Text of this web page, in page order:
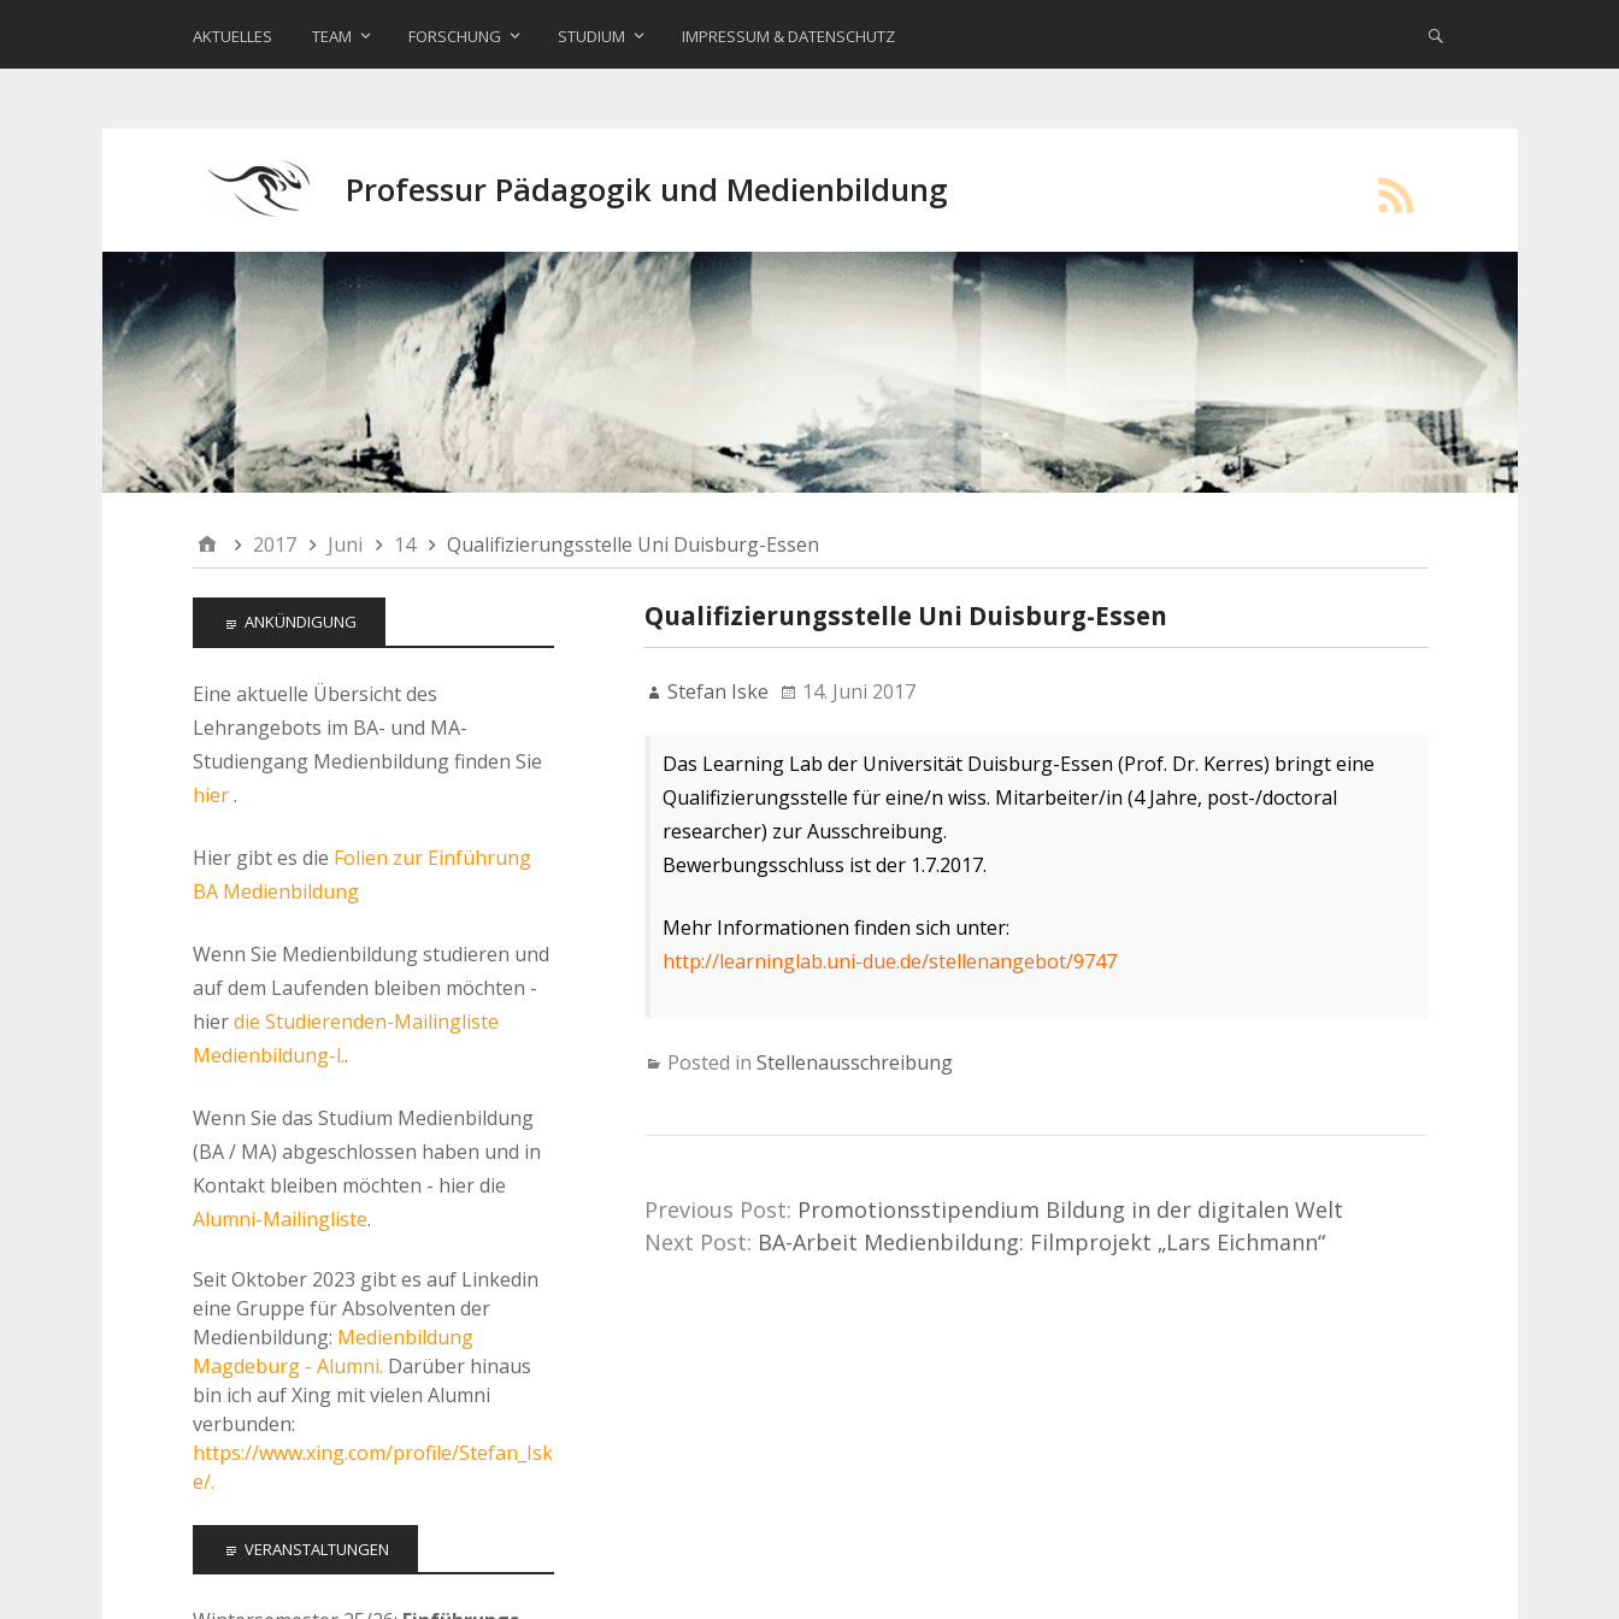
AKTUELLES TEAM FORSCHUNG STUDIUM IMPRESSUM & DATENSCHUTZ
Professur Pädagogik und Medienbildung
2017 Juni 14 Qualifizierungsstelle Uni Duisburg-Essen
Qualifizierungsstelle Uni Duisburg-Essen
Stefan Iske 14. Juni 2017
Das Learning Lab der Universität Duisburg-Essen (Prof. Dr. Kerres) bringt eine
Qualifizierungsstelle für eine/n wiss. Mitarbeiter/in (4 Jahre, post-/doctoral
researcher) zur Ausschreibung.
Bewerbungsschluss ist der 1.7.2017.
Mehr Informationen finden sich unter:
http://learninglab.uni-due.de/stellenangebot/9747
Posted in Stellenausschreibung
Previous Post: Promotionsstipendium Bildung in der digitalen Welt
Next Post: BA-Arbeit Medienbildung: Filmprojekt „Lars Eichmann“
ANKÜNDIGUNG
Eine aktuelle Übersicht des
Lehrangebots im BA- und MA-
Studiengang Medienbildung finden Sie
hier.
Hier gibt es die Folien zur Einführung
BA Medienbildung
Wenn Sie Medienbildung studieren und
auf dem Laufenden bleiben möchten -
hierdie Studierenden-Mailingliste
Medienbildung-l..
Wenn Sie das Studium Medienbildung
(BA / MA) abgeschlossen haben und in
Kontakt bleiben möchten - hier die
Alumni-Mailingliste.
Seit Oktober 2023 gibt es auf Linkedin
eine Gruppe für Absolventen der
Medienbildung: Medienbildung
Magdeburg - Alumni. Darüber hinaus
bin ich auf Xing mit vielen Alumni
verbunden:
https://www.xing.com/profile/Stefan_Isk
e/.
VERANSTALTUNGEN